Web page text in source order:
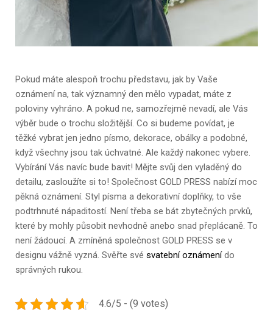
Pokud máte alespoň trochu představu, jak by Vaše
oznámení na, tak významný den mělo vypadat, máte z
poloviny vyhráno. A pokud ne, samozřejmě nevadí, ale Vás
výběr bude o trochu složitější. Co si budeme povídat, je
těžké vybrat jen jedno písmo, dekorace, obálky a podobné,
když všechny jsou tak úchvatné. Ale každý nakonec vybere.
Vybírání Vás navíc bude bavit! Mějte svůj den vyladěný do
detailu, zasloužíte si to! Společnost GOLD PRESS nabízí moc
pěkná oznámení. Styl písma a dekorativní doplňky, to vše
podtrhnuté nápaditostí. Není třeba se bát zbytečných prvků,
které by mohly působit nevhodně anebo snad přeplácaně. To
není žádoucí. A zmíněná společnost GOLD PRESS se v
designu vážně vyzná. Svěřte své svatební oznámenído
správných rukou.
4.6/5 - (9 votes)